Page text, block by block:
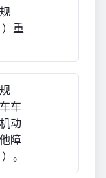
重
车
动
障
。